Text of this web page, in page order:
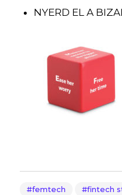
NYERD EL A
femtech fintech